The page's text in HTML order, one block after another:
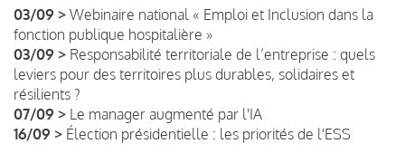
03/09 > Webinaire national « Emploi et Inclusion dans la
fonction publique hospitalière »
03/09 > Responsabilité territoriale de l’entreprise : quels
leviers pour des territoires plus durables, solidaires et
résilients ?
07/09 > Le manager augmenté par l'IA
16/09 > Élection présidentielle : les priorités de l'ESS